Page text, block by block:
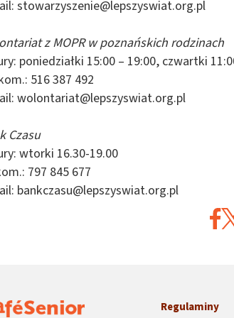
stowarzyszenie@lepszyswiat.org.pl
z MOPR w poznańskich rodzinach
poniedziałki 15:00 – 19:00, czwartki
516 387 492
wolontariat@lepszyswiat.org.pl
Czasu
wtorki 16.30-19.00
797 845 677
bankczasu@lepszyswiat.org.pl
Regulaminy